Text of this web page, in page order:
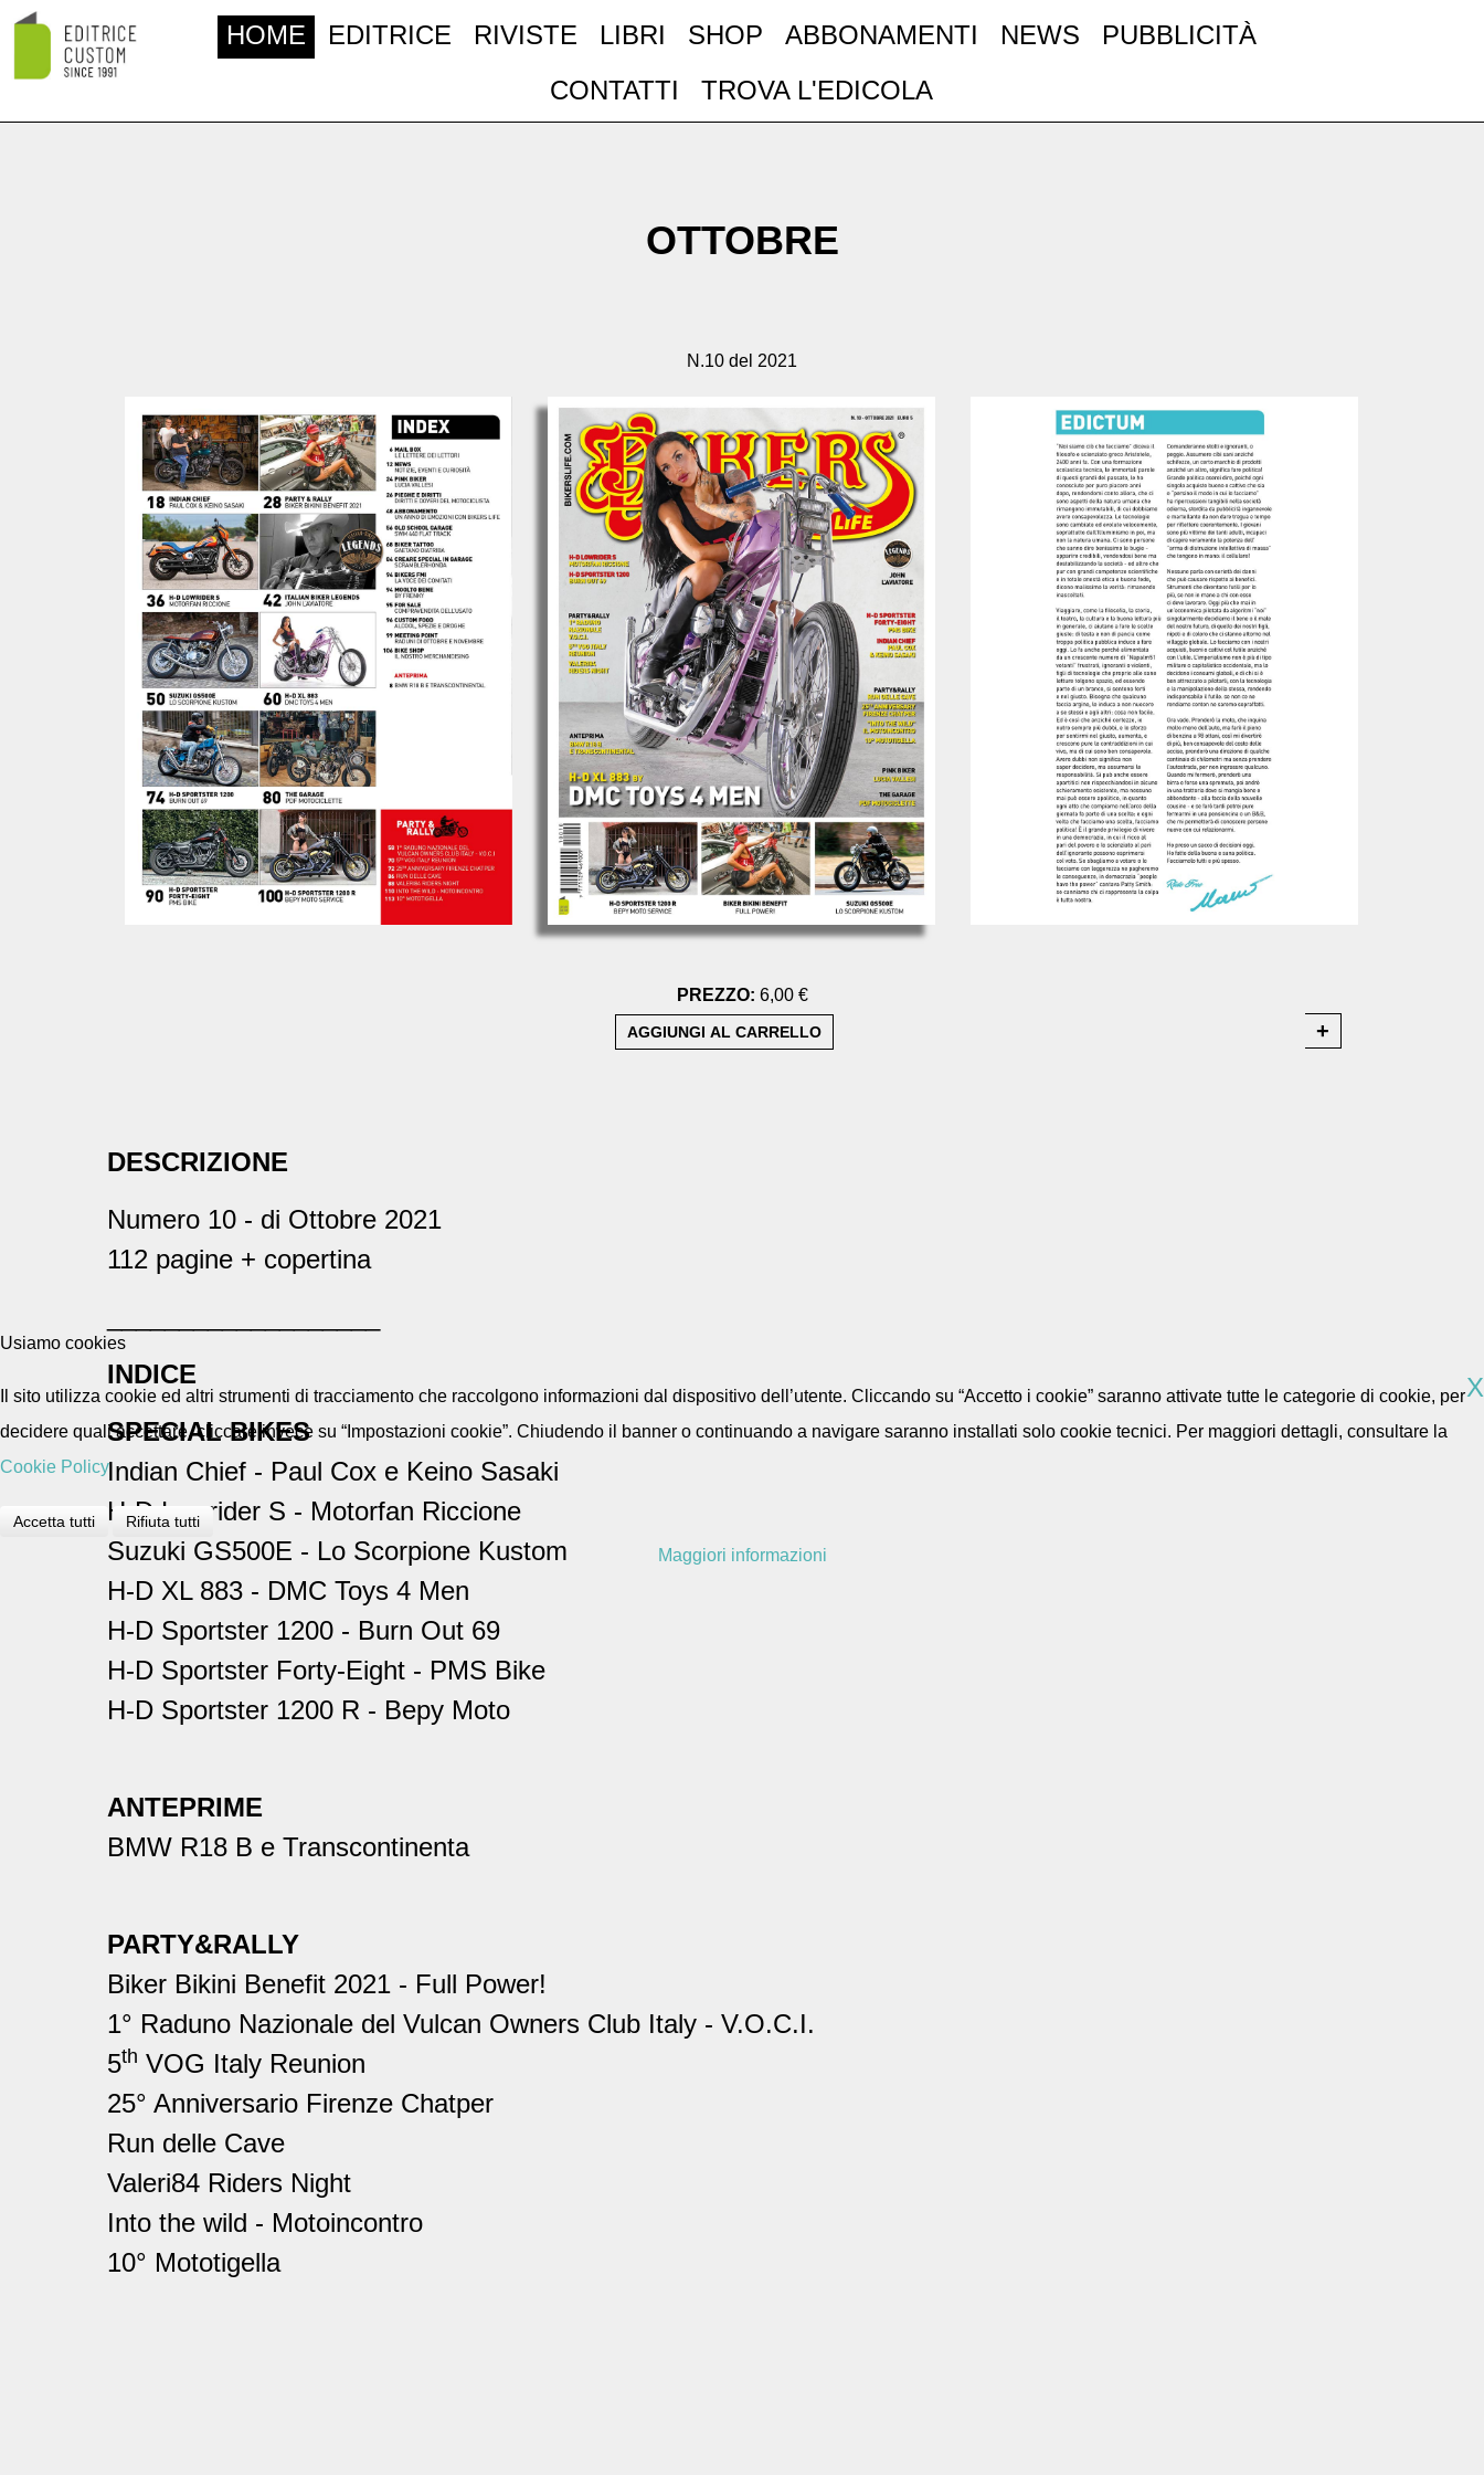
HOME EDITRICE RIVISTE LIBRI SHOP ABBONAMENTI NEWS
PUBBLICITÀ
CONTATTI
TROVA L'EDICOLA
OTTOBRE
N.10 del 2021
PREZZO: 6,00 €
DESCRIZIONE
Numero 10 - di Ottobre 2021
112 pagine + copertina
INDICE
SPECIAL BIKES
Indian Chief - Paul Cox e Keino Sasaki
H-D Lowrider S - Motorfan Riccione
Suzuki GS500E - Lo Scorpione Kustom
H-D XL 883 - DMC Toys 4 Men
H-D Sportster 1200 - Burn Out 69
H-D Sportster Forty-Eight - PMS Bike
H-D Sportster 1200 R - Bepy Moto
ANTEPRIME
BMW R18 B e Transcontinenta
PARTY&RALLY
Biker Bikini Benefit 2021 - Full Power!
1° Raduno Nazionale del Vulcan Owners Club Italy - V.O.C.I.
5th VOG Italy Reunion
25° Anniversario Firenze Chatper
Run delle Cave
Valeri84 Riders Night
Into the wild - Motoincontro
10° Mototigella
Usiamo cookies
X
Il sito utilizza cookie ed altri strumenti di tracciamento che raccolgono informazioni dal dispositivo dell’utente. Cliccando su “Accetto i cookie” saranno attivate tutte le categorie di cookie, per
decidere quali accettare, cliccare invece su “Impostazioni cookie”. Chiudendo il banner o continuando a navigare saranno installati solo cookie tecnici. Per maggiori dettagli, consultare la
Cookie Policy
Accetta tutti Rifiuta tutti
Maggiori informazioni